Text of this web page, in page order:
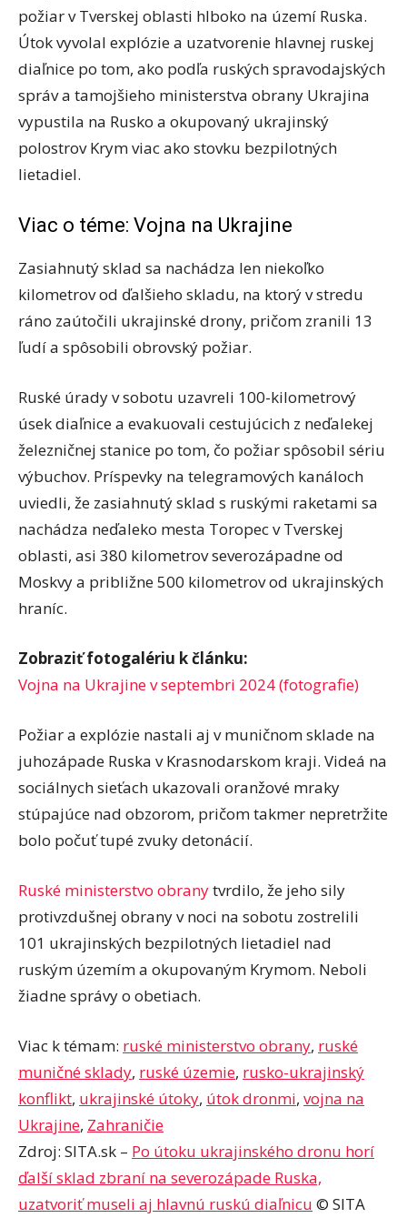
požiar v Tverskej oblasti hlboko na území Ruska.
Útok vyvolal explózie a uzatvorenie hlavnej ruskej
diaľnice po tom, ako podľa ruských spravodajských
správ a tamojšieho ministerstva obrany Ukrajina
vypustila na Rusko a okupovaný ukrajinský
polostrov Krym viac ako stovku bezpilotných
lietadiel.
Viac o téme: Vojna na Ukrajine
Zasiahnutý sklad sa nachádza len niekoľko
kilometrov od ďalšieho skladu, na ktorý v stredu
ráno zaútočili ukrajinské drony, pričom zranili 13
ľudí a spôsobili obrovský požiar.
Ruské úrady v sobotu uzavreli 100-kilometrový
úsek diaľnice a evakuovali cestujúcich z neďalekej
železničnej stanice po tom, čo požiar spôsobil sériu
výbuchov. Príspevky na telegramových kanáloch
uviedli, že zasiahnutý sklad s ruskými raketami sa
nachádza neďaleko mesta Toropec v Tverskej
oblasti, asi 380 kilometrov severozápadne od
Moskvy a približne 500 kilometrov od ukrajinských
hraníc.
Zobraziť fotogalériu k článku:
Vojna na Ukrajine v septembri 2024 (fotografie)
Požiar a explózie nastali aj v muničnom sklade na
juhozápade Ruska v Krasnodarskom kraji. Videá na
sociálnych sieťach ukazovali oranžové mraky
stúpajúce nad obzorom, pričom takmer nepretržite
bolo počuť tupé zvuky detonácií.
Ruské ministerstvo obranytvrdilo, že jeho sily
protivzdušnej obrany v noci na sobotu zostrelili
101 ukrajinských bezpilotných lietadiel nad
ruským územím a okupovaným Krymom. Neboli
žiadne správy o obetiach.
Viac k témam: ruské ministerstvo obrany, ruské
muničné sklady, ruské územie, rusko-ukrajinský
konflikt, ukrajinské útoky, útok dronmi, vojna na
Ukrajine, Zahraničie
Zdroj: SITA.sk – Po útoku ukrajinského dronu horí
ďalší sklad zbraní na severozápade Ruska,
uzatvoriť museli aj hlavnú ruskú diaľnicu © SITA